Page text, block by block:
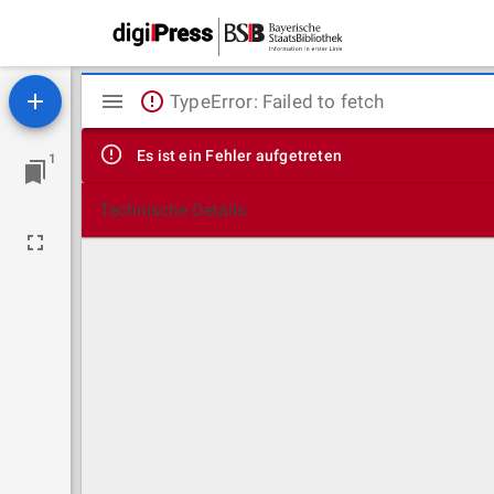
1
Mirador
Viewer
TypeError: Failed to fetch
Es ist ein Fehler aufgetreten
Technische Details